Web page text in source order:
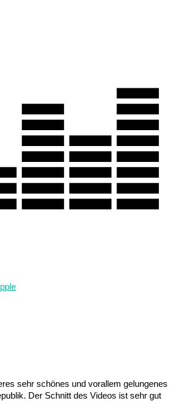
sehr schönes und vorallem gelungenes
Der Schnitt des Videos ist sehr gut